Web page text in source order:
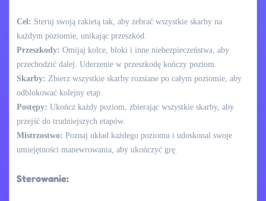
Cel: Steruj swoją rakietą tak, aby zebrać wszystkie skarby na
każdym poziomie, unikając przeszkód.
Przeszkody: Omijaj kolce, bloki i inne niebezpieczeństwa, aby
przechodzić dalej. Uderzenie w przeszkodę kończy poziom.
Skarby: Zbierz wszystkie skarby rozsiane po całym poziomie, aby
odblokować kolejny etap.
Postępy: Ukończ każdy poziom, zbierając wszystkie skarby, aby
przejść do trudniejszych etapów.
Mistrzostwo: Poznaj układ każdego poziomu i udoskonal swoje
umiejętności manewrowania, aby ukończyć grę.
Sterowanie: